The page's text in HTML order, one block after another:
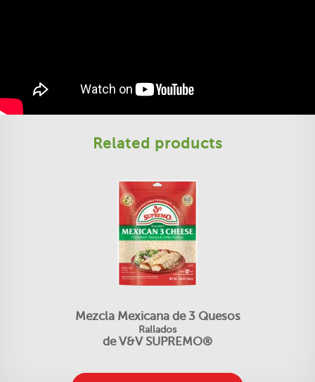
Related products
Mezcla Mexicana de 3 Quesos
Rallados
de V&V SUPREMO®